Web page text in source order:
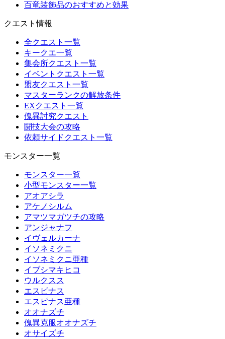
百竜装飾品のおすすめと効果
クエスト情報
全クエスト一覧
キークエ一覧
集会所クエスト一覧
イベントクエスト一覧
盟友クエスト一覧
マスターランクの解放条件
EXクエスト一覧
傀異討究クエスト
闘技大会の攻略
依頼サイドクエスト一覧
モンスター一覧
モンスター一覧
小型モンスター一覧
アオアシラ
アケノシルム
アマツマガツチの攻略
アンジャナフ
イヴェルカーナ
イソネミクニ
イソネミクニ亜種
イブシマキヒコ
ウルクスス
エスピナス
エスピナス亜種
オオナズチ
傀異克服オオナズチ
オサイズチ